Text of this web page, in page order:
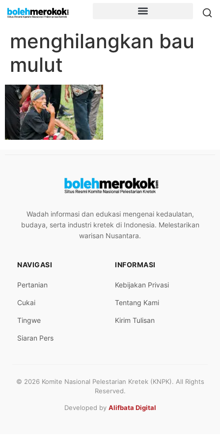
menghilangkan bau
mulut
Wadah informasi dan edukasi mengenai kedaulatan,
budaya, serta industri kretek di Indonesia. Melestarikan
warisan Nusantara.
NAVIGASI
Pertanian
Cukai
Tingwe
Siaran Pers
INFORMASI
Kebijakan Privasi
Tentang Kami
Kirim Tulisan
© 2026 Komite Nasional Pelestarian Kretek (KNPK). All Rights
Reserved.
Developed by Alifbata Digital